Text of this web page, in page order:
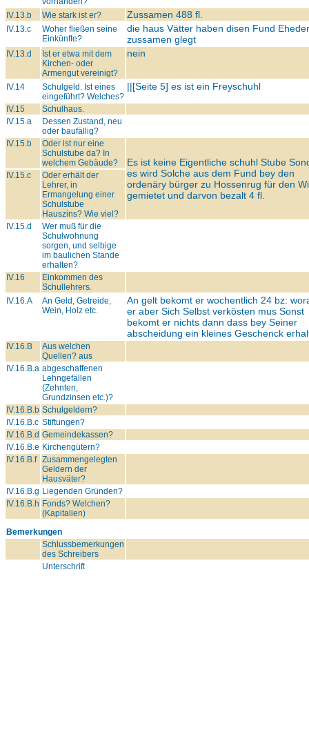
IV.13.b
Wie stark ist er? Zussamen 488 fl.
IV.13.c
Woher fließen seine
Einkünfte?
die haus Vätter haben disen Fund
zussamen glegt
IV.13.d
Ist er etwa mit dem
Kirchen- oder
Armengut vereinigt?
nein
IV.14
Schulgeld. Ist eines
eingeführt? Welches?
||[Seite 5] es ist ein Freyschuhl
IV.15
Schulhaus.
IV.15.a
Dessen Zustand, neu
oder baufällig?
IV.15.b
Oder ist nur eine
Schulstube da? In
welchem Gebäude?
Es ist keine Eigentliche schuhl Stube
es wird Solche aus dem Fund bey den
ordenäry bürger zu Hossenrug für den
gemietet und darvon bezalt 4 fl.
IV.15.c
Oder erhält der
Lehrer, in
Ermangelung einer
Schulstube
Hauszins? Wie viel?
IV.15.d
Wer muß für die
Schulwohnung
sorgen, und selbige
im baulichen Stande
erhalten?
IV.16
Einkommen des
Schullehrers.
IV.16.A
An Geld, Getreide,
Wein, Holz etc.
An gelt bekomt er wochentlich 24 bz:
er aber Sich Selbst verkösten mus Sonst
bekomt er nichts dann dass bey Seiner
abscheidung ein kleines Geschenck
IV.16.B
Aus welchen
Quellen? aus
IV.16.B.a abgeschaffenen
Lehngefällen
(Zehnten,
Grundzinsen etc.)?
IV.16.B.b Schulgeldern?
IV.16.B.c Stiftungen?
IV.16.B.d Gemeindekassen?
IV.16.B.e Kirchengütern?
IV.16.B.f Zusammengelegten
Geldern der
Hausväter?
IV.16.B.g Liegenden Gründen?
IV.16.B.h Fonds? Welchen?
(Kapitalien)
Bemerkungen
Schlussbemerkungen
des Schreibers
Unterschrift